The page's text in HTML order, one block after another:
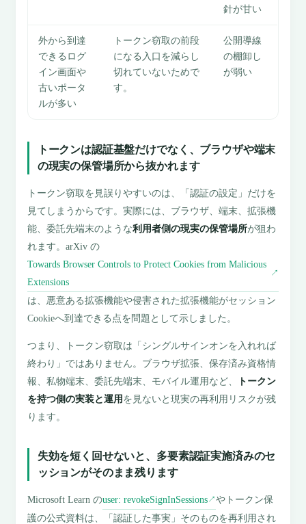
針が甘い
外から到達
できるログ
イン画面や
古いポータ
ルが多い
トークン窃取の前段
になる入口を減らし
切れていないためで
す。
公開導線
の棚卸し
が弱い
トークンは認証基盤だけでなく、ブラウザや端末
の現実の保管場所から抜かれます
トークン窃取を見誤りやすいのは、「認証の設定」だけを
見てしまうからです。実際には、ブラウザ、端末、拡張機
能、委託先端末のような利用者側の現実の保管場所が狙わ
れます。arXiv の
Towards Browser Controls to Protect Cookies from Malicious
Extensions
↗
は、悪意ある拡張機能や侵害された拡張機能がセッション
Cookieへ到達できる点を問題として示しました。
つまり、トークン窃取は「シングルサインオンを入れれば
終わり」ではありません。ブラウザ拡張、保存済み資格情
報、私物端末、委託先端末、モバイル運用など、
トークン
を持つ側の実装と運用 を見ないと現実の再利用リスクが残
ります。
失効を短く回せないと、多要素認証実施済みのセ
ッションがそのまま残ります
Microsoft Learn のuser: revokeSignInSessions↗やトークン保
護の公式資料は、「認証した事実」そのものを再利用され